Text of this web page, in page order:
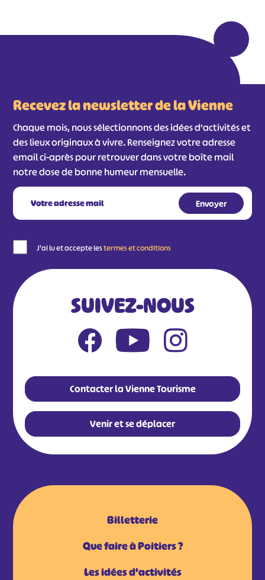
Recevez la newsletter de la Vienne
Chaque mois, nous sélectionnons des idées d'activités et
des lieux originaux à vivre. Renseignez votre adresse
email ci-après pour retrouver dans votre boîte mail
notre dose de bonne humeur mensuelle.
J'ai lu et accepte lestermes et conditions
SUIVEZ-NOUS
Contacter la Vienne Tourisme
Venir et se déplacer
Billetterie
Que faire à Poitiers ?
Les idées d'activités